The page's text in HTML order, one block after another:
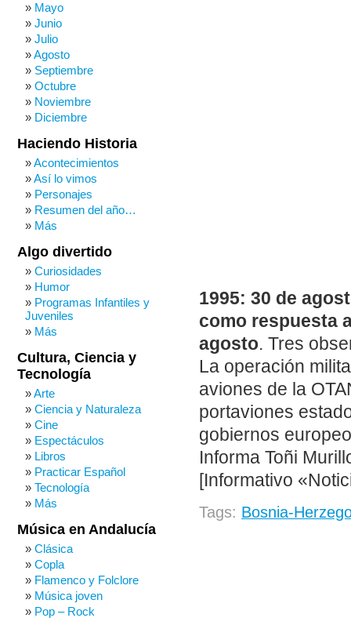
1995: 30 de
como respuesta
agosto. Tres
La operación
aviones de la
portaviones
gobiernos
Informa Toñi
[Informativo
Tags: Bosnia-
Mayo
Junio
Julio
Agosto
Septiembre
Octubre
Noviembre
Diciembre
Haciendo Historia
Acontecimientos
Así lo vimos
Personajes
Resumen del año…
Más
Algo divertido
Curiosidades
Humor
Programas Infantiles y
Juveniles
Más
Cultura, Ciencia y
Tecnología
Arte
Ciencia y Naturaleza
Cine
Espectáculos
Libros
Practicar Español
Tecnología
Más
Música en Andalucía
Clásica
Copla
Flamenco y Folclore
Música joven
Pop – Rock